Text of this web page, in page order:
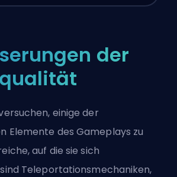
der
einige der
Elemente des Gameplays zu
auf die sie sich
Teleportationsmechaniken,